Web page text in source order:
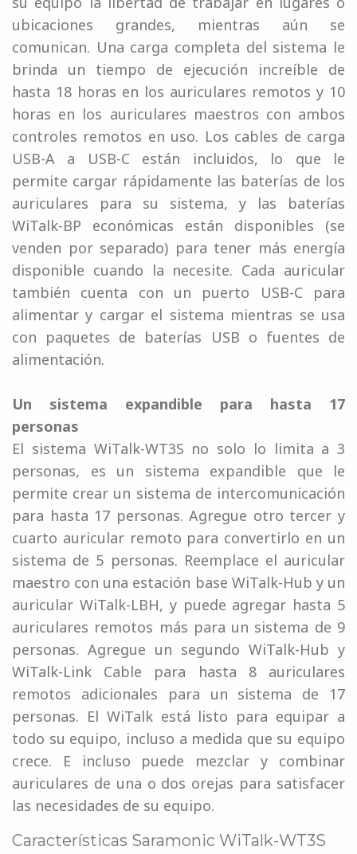
ubicaciones grandes, mientras aún se
comunican. Una carga completa del sistema le
brinda un tiempo de ejecución increíble de
hasta 18 horas en los auriculares remotos y 10
horas en los auriculares maestros con ambos
controles remotos en uso. Los cables de carga
USB-A a USB-C están incluidos, lo que le
permite cargar rápidamente las baterías de los
auriculares para su sistema, y ​​las baterías
WiTalk-BP económicas están disponibles (se
venden por separado) para tener más energía
disponible cuando la necesite. Cada auricular
también cuenta con un puerto USB-C para
alimentar y cargar el sistema mientras se usa
con paquetes de baterías USB o fuentes de
alimentación.
Un sistema expandible para hasta 17
personas
El sistema WiTalk-WT3S no solo lo limita a 3
personas, es un sistema expandible que le
permite crear un sistema de intercomunicación
para hasta 17 personas. Agregue otro tercer y
cuarto auricular remoto para convertirlo en un
sistema de 5 personas. Reemplace el auricular
maestro con una estación base WiTalk-Hub y un
auricular WiTalk-LBH, y puede agregar hasta 5
auriculares remotos más para un sistema de 9
personas. Agregue un segundo WiTalk-Hub y
WiTalk-Link Cable para hasta 8 auriculares
remotos adicionales para un sistema de 17
personas. El WiTalk está listo para equipar a
todo su equipo, incluso a medida que su equipo
crece. E incluso puede mezclar y combinar
auriculares de una o dos orejas para satisfacer
las necesidades de su equipo.
Características Saramonic WiTalk-WT3S